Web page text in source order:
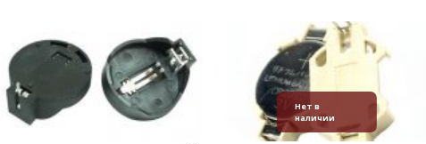
Нет в
наличии